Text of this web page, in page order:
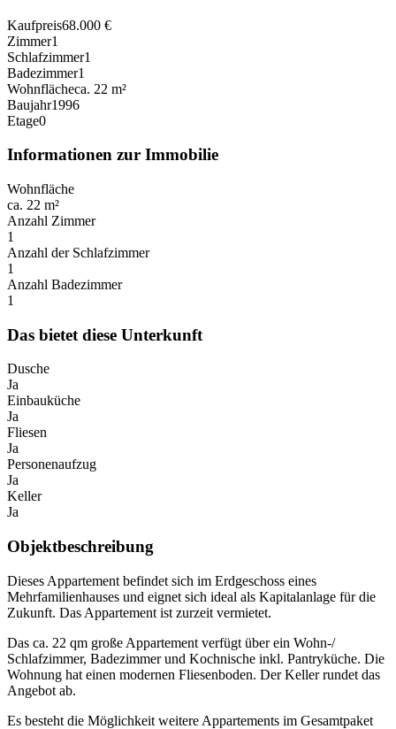
Kaufpreis68.000 €
Zimmer1
Schlafzimmer1
Badezimmer1
Wohnflächeca. 22 m²
Baujahr1996
Etage0
Informationen zur Immobilie
Wohnfläche
ca. 22 m²
Anzahl Zimmer
1
Anzahl der Schlafzimmer
1
Anzahl Badezimmer
1
Das bietet diese Unterkunft
Dusche
Ja
Einbauküche
Ja
Fliesen
Ja
Personenaufzug
Ja
Keller
Ja
Objektbeschreibung
Dieses Appartement befindet sich im Erdgeschoss eines
Mehrfamilienhauses und eignet sich ideal als Kapitalanlage für die
Zukunft. Das Appartement ist zurzeit vermietet.
Das ca. 22 qm große Appartement verfügt über ein Wohn-/
Schlafzimmer, Badezimmer und Kochnische inkl. Pantryküche. Die
Wohnung hat einen modernen Fliesenboden. Der Keller rundet das
Angebot ab.
Es besteht die Möglichkeit weitere Appartements im Gesamtpaket